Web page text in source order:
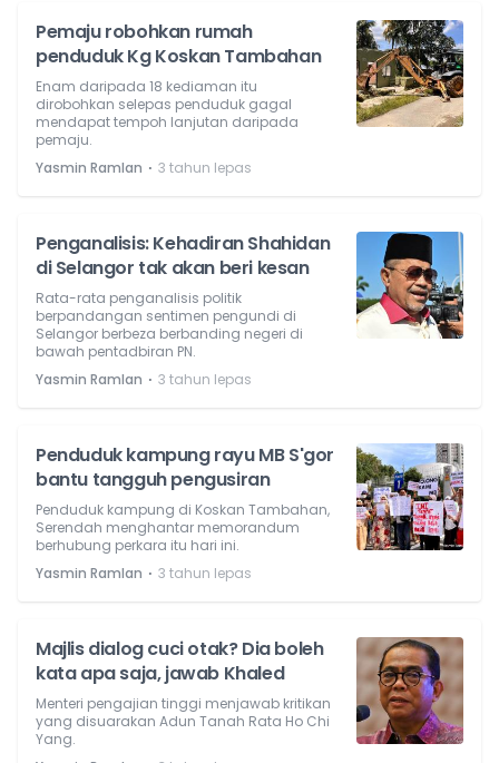
Pemaju robohkan rumah
penduduk Kg Koskan Tambahan
Enam daripada 18 kediaman itu
dirobohkan selepas penduduk gagal
mendapat tempoh lanjutan daripada
pemaju.
Yasmin Ramlan ⋅ 3 tahun lepas
Penganalisis: Kehadiran Shahidan
di Selangor tak akan beri kesan
Rata-rata penganalisis politik
berpandangan sentimen pengundi di
Selangor berbeza berbanding negeri di
bawah pentadbiran PN.
Yasmin Ramlan ⋅ 3 tahun lepas
Penduduk kampung rayu MB S'gor
bantu tangguh pengusiran
Penduduk kampung di Koskan Tambahan,
Serendah menghantar memorandum
berhubung perkara itu hari ini.
Yasmin Ramlan ⋅ 3 tahun lepas
Majlis dialog cuci otak? Dia boleh
kata apa saja, jawab Khaled
Menteri pengajian tinggi menjawab kritikan
yang disuarakan Adun Tanah Rata Ho Chi
Yang.